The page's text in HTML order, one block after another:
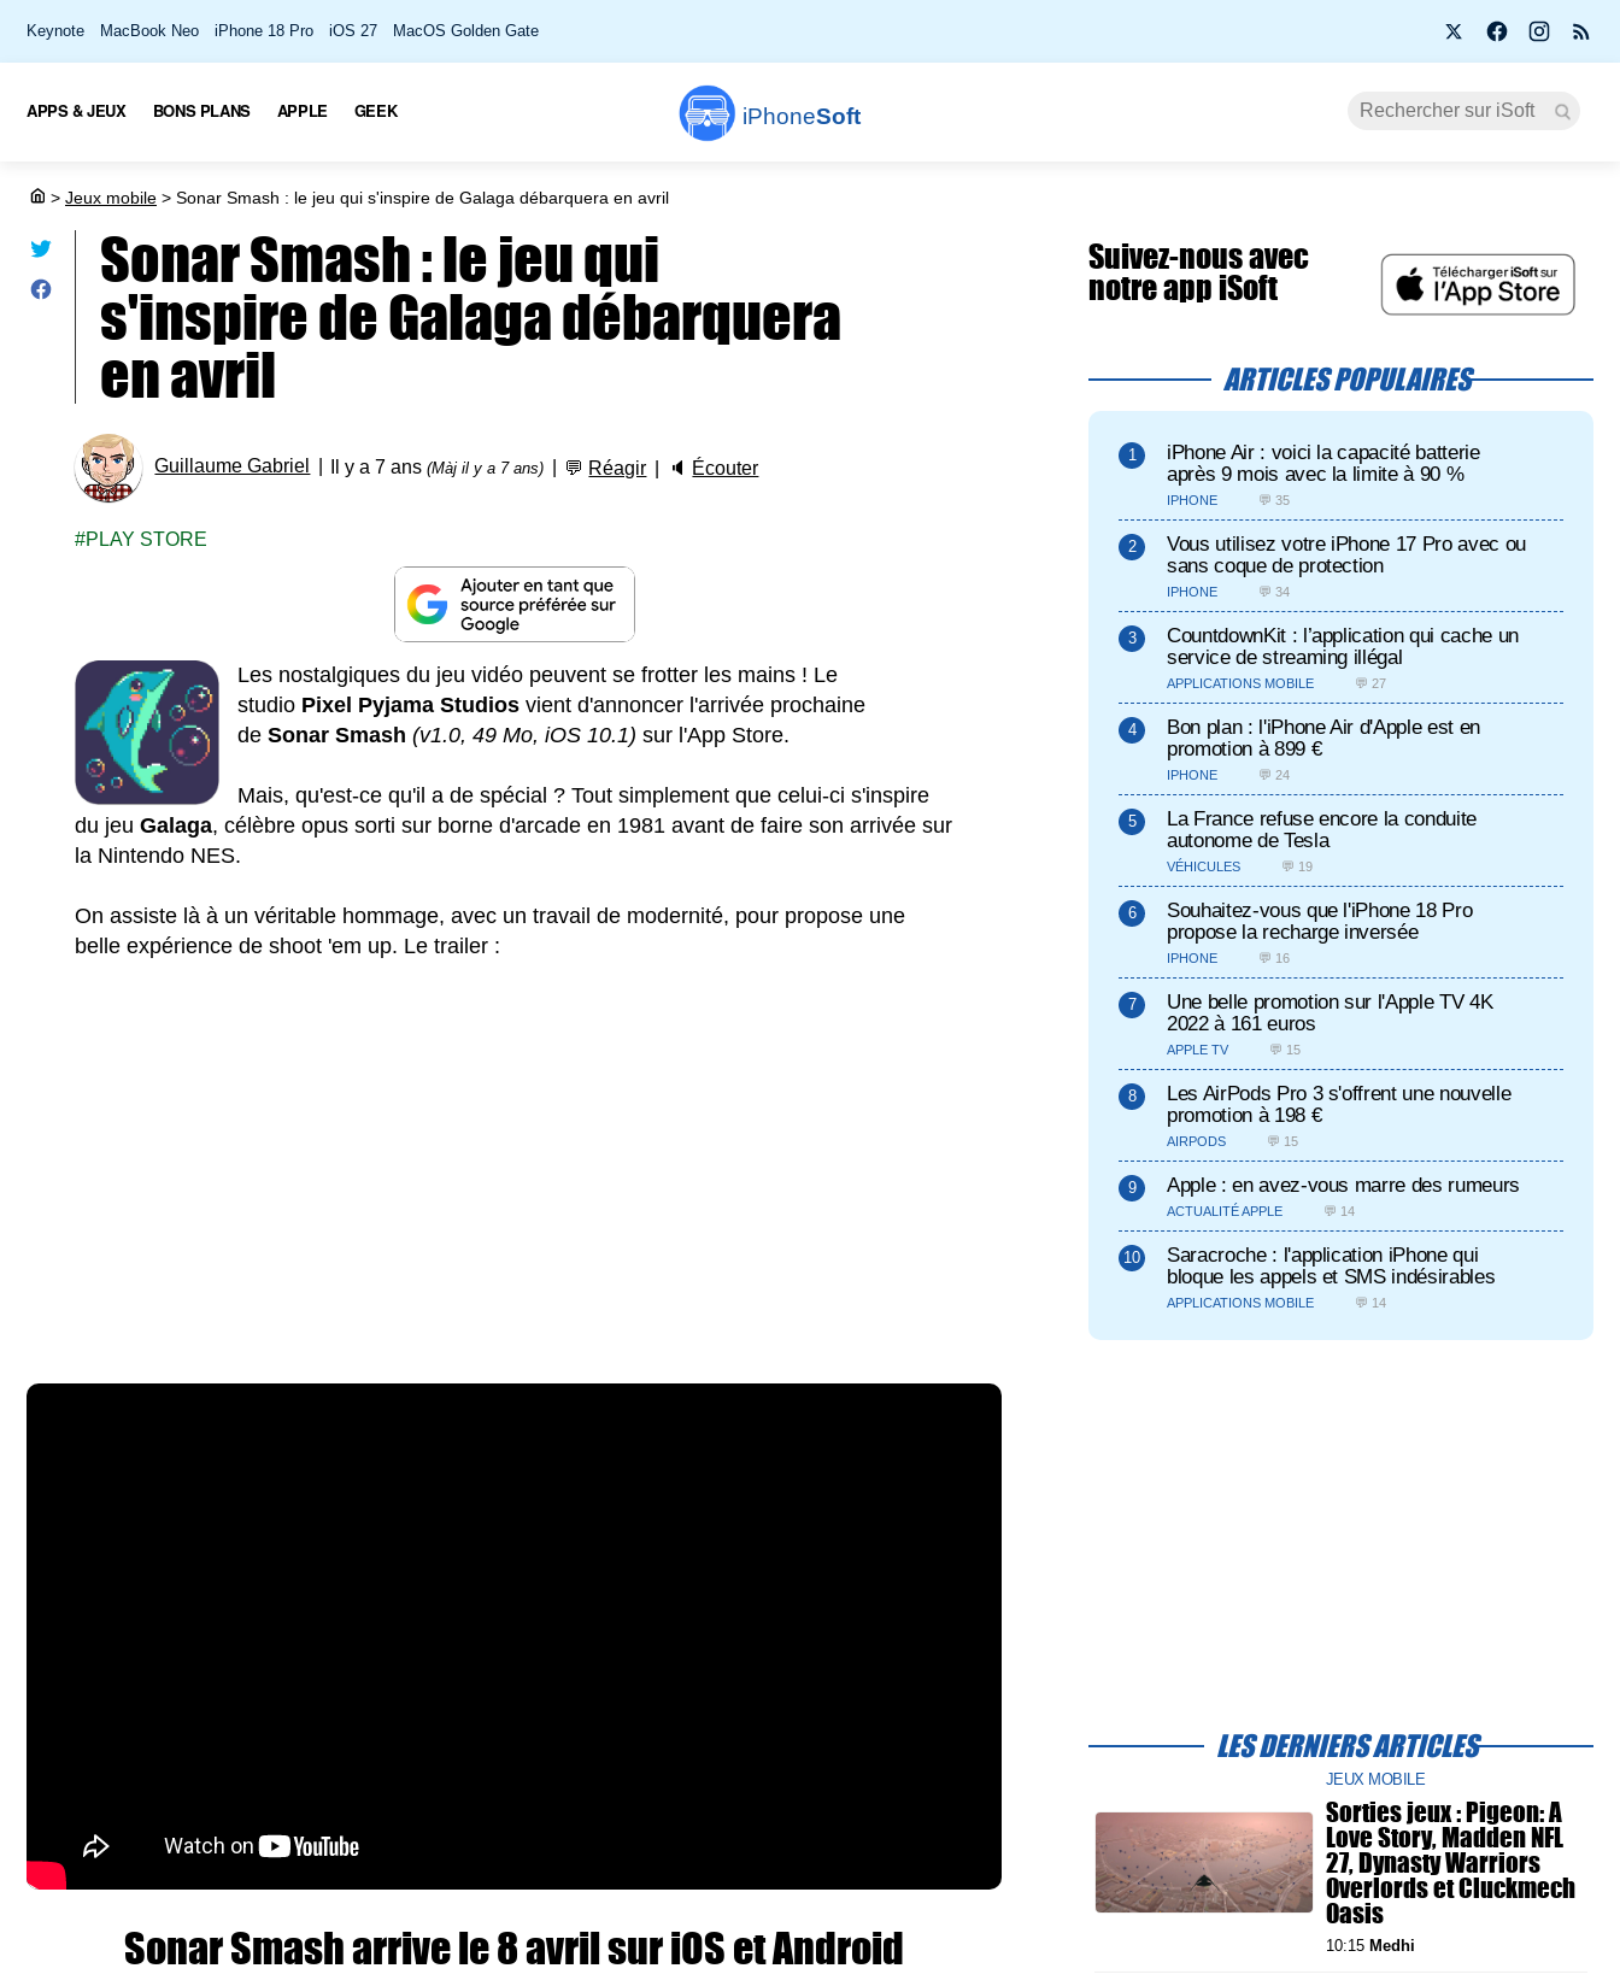
Keynote MacBook Neo iPhone 18 Pro iOS 27 MacOS Golden Gate
iPhoneSoft
APPS & JEUX BONS PLANS APPLE GEEK
> Jeux mobile > Sonar Smash : le jeu qui s'inspire de Galaga débarquera en avril
Sonar Smash : le jeu qui
s'inspire de Galaga débarquera
en avril
Guillaume Gabriel Il y a 7 ans(Màj il y a 7 ans) 💬 Réagir 🔈 Écouter
PLAY STORE
Les nostalgiques du jeu vidéo peuvent se frotter les mains ! Le
studio Pixel Pyjama Studios vient d'annoncer l'arrivée prochaine
de Sonar Smash (v1.0, 49 Mo, iOS 10.1)sur l'App Store.
Mais, qu'est-ce qu'il a de spécial ? Tout simplement que celui-ci s'inspire
du jeuGalaga, célèbre opus sorti sur borne d'arcade en 1981 avant de faire son arrivée sur
la Nintendo NES.
On assiste là à un véritable hommage, avec un travail de modernité, pour propose une
belle expérience de shoot 'em up. Le trailer :
Sonar Smash arrive le 8 avril sur iOS et Android
Suivez-nous avec
notre app iSoft
ARTICLES POPULAIRES
iPhone Air : voici la capacité batterie
après 9 mois avec la limite à 90 %
IPHONE 💬 35
Vous utilisez votre iPhone 17 Pro avec ou
sans coque de protection
IPHONE 💬 34
CountdownKit : l’application qui cache un
service de streaming illégal
APPLICATIONS MOBILE 💬 27
Bon plan : l'iPhone Air d'Apple est en
promotion à 899 €
IPHONE 💬 24
La France refuse encore la conduite
autonome de Tesla
VÉHICULES 💬 19
Souhaitez-vous que l'iPhone 18 Pro
propose la recharge inversée
IPHONE 💬 16
Une belle promotion sur l'Apple TV 4K
2022 à 161 euros
APPLE TV 💬 15
Les AirPods Pro 3 s'offrent une nouvelle
promotion à 198 €
AIRPODS 💬 15
Apple : en avez-vous marre des rumeurs
ACTUALITÉ APPLE 💬 14
Saracroche : l'application iPhone qui
bloque les appels et SMS indésirables
APPLICATIONS MOBILE 💬 14
LES DERNIERS ARTICLES
JEUX MOBILE
Sorties jeux : Pigeon: A
Love Story, Madden NFL
27, Dynasty Warriors
Overlords et Cluckmech
Oasis
10:15 Medhi